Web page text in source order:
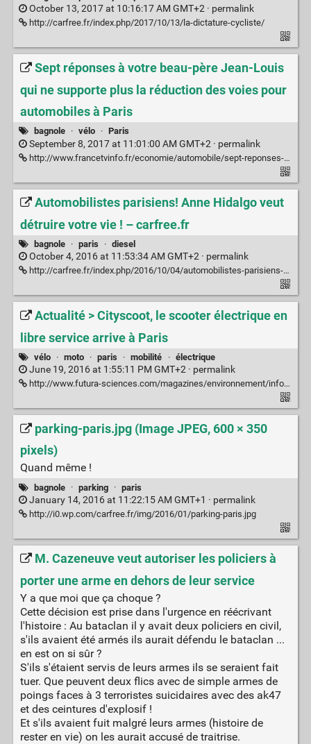
October 13, 2017 at 10:16:17 AM GMT+2 · permalink
http://carfree.fr/index.php/2017/10/13/la-dictature-cycliste/
Sept réponses à votre beau-père Jean-Louis
qui ne supporte plus la réduction des voies pour
automobiles à Paris
bagnole · vélo · Paris
September 8, 2017 at 11:01:00 AM GMT+2 · permalink
http://www.francetvinfo.fr/economie/automobile/sept-reponses-a-votre-beau-pere-jean-louis-qui-ne-supporte-plus-la-reduction-des-voies-pour-automobiles-a-paris_2358101.html
Automobilistes parisiens! Anne Hidalgo veut
détruire votre vie ! – carfree.fr
bagnole · paris · diesel
October 4, 2016 at 11:53:34 AM GMT+2 · permalink
http://carfree.fr/index.php/2016/10/04/automobilistes-parisiens-anne-hidalgo-veut-detruire-votre-vie/
Actualité > Cityscoot, le scooter électrique en
libre service arrive à Paris
vélo · moto · paris · mobilité · électrique
June 19, 2016 at 1:55:11 PM GMT+2 · permalink
http://www.futura-sciences.com/magazines/environnement/infos/actu/d/developpement-durable-cityscoot-scooter-electrique-libre-service-arrive-paris-63215/
parking-paris.jpg (Image JPEG, 600 × 350
pixels)
Quand même !
bagnole · parking · paris
January 14, 2016 at 11:22:15 AM GMT+1 · permalink
http://i0.wp.com/carfree.fr/img/2016/01/parking-paris.jpg
M. Cazeneuve veut autoriser les policiers à
porter une arme en dehors de leur service
Y a que moi que ça choque ?
Cette décision est prise dans l'urgence en réécrivant
l'histoire : Au bataclan il y avait deux policiers en civil,
s'ils avaient été armés ils aurait défendu le bataclan ...
en est on si sûr ?
S'ils s'étaient servis de leurs armes ils se seraient fait
tuer. Que peuvent deux flics avec de simple armes de
poings faces à 3 terroristes suicidaires avec des ak47
et des ceintures d'explosif !
Et s'ils avaient fuit malgré leurs armes (histoire de
rester en vie) on les aurait accusé de traitrise.